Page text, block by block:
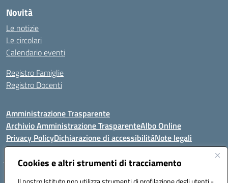
Cookies e altri strumenti di tracciamento
Novità
Le notizie
Le circolari
Calendario eventi
Registro Famiglie
Registro Docenti
Amministrazione Trasparente
Archivio Amministrazione TrasparenteAlbo Online
Privacy PolicyDichiarazione di accessibilitàNote legali
Istituto Comprensivo Statale